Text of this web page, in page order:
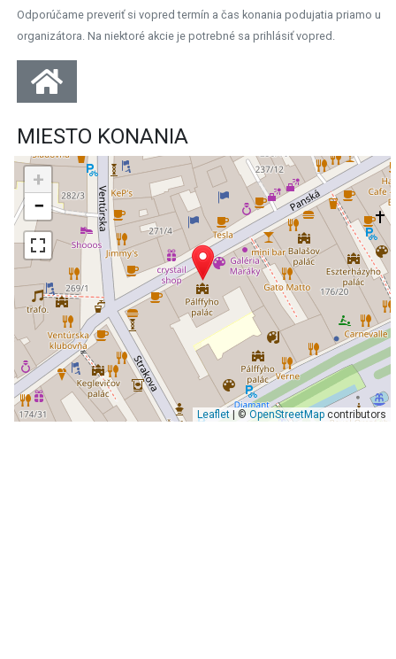
Odporúčame preveriť si vopred termín a čas konania podujatia priamo u
organizátora. Na niektoré akcie je potrebné sa prihlásiť vopred.
MIESTO KONANIA
+
−
Leaflet| © OpenStreetMapcontributors